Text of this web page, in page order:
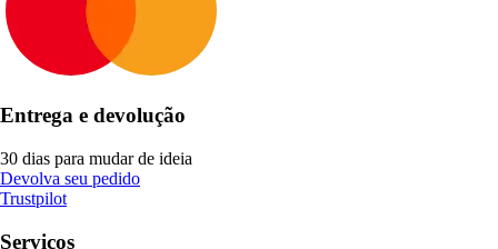
Entrega e devolução
30 dias para mudar de ideia
Devolva seu pedido
Trustpilot
Serviços